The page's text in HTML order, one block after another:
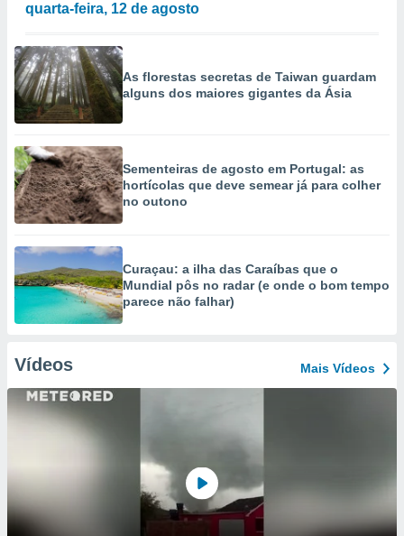
quarta-feira, 12 de agosto
As florestas secretas de Taiwan guardam
alguns dos maiores gigantes da Ásia
Sementeiras de agosto em Portugal: as
hortícolas que deve semear já para colher
no outono
Curaçau: a ilha das Caraíbas que o
Mundial pôs no radar (e onde o bom tempo
parece não falhar)
Vídeos Mais Vídeos